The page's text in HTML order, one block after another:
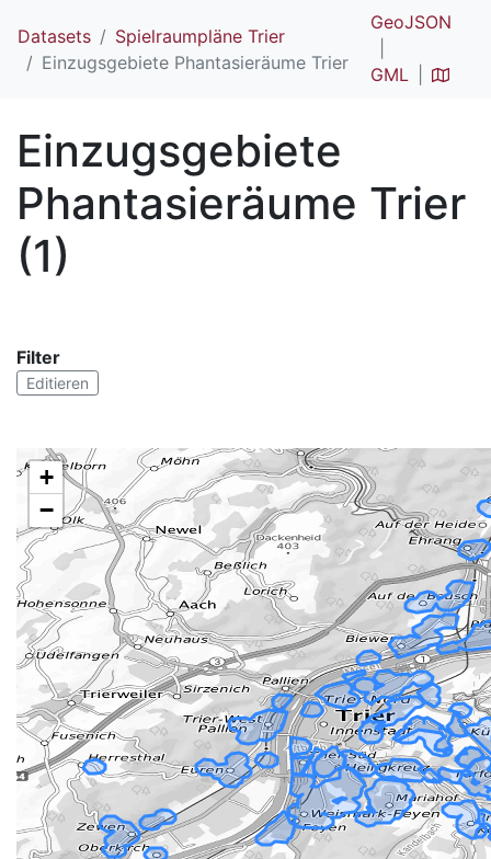
Datasets
Spielraumpläne Trier
Einzugsgebiete Phantasieräume Trier
GeoJSON
GML
Einzugsgebiete
Phantasieräume Trier
(1)
Filter
Editieren
+
−